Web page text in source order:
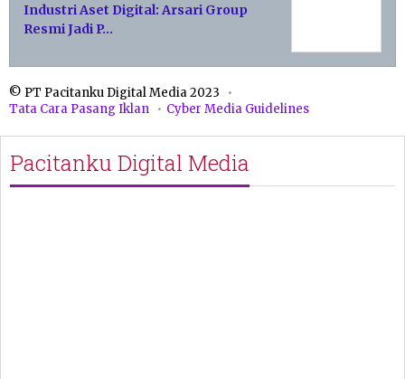
Industri Aset Digital: Arsari Group
Resmi Jadi P…
© PT Pacitanku Digital Media 2023
Tata Cara Pasang Iklan
Cyber Media Guidelines
Pacitanku Digital Media